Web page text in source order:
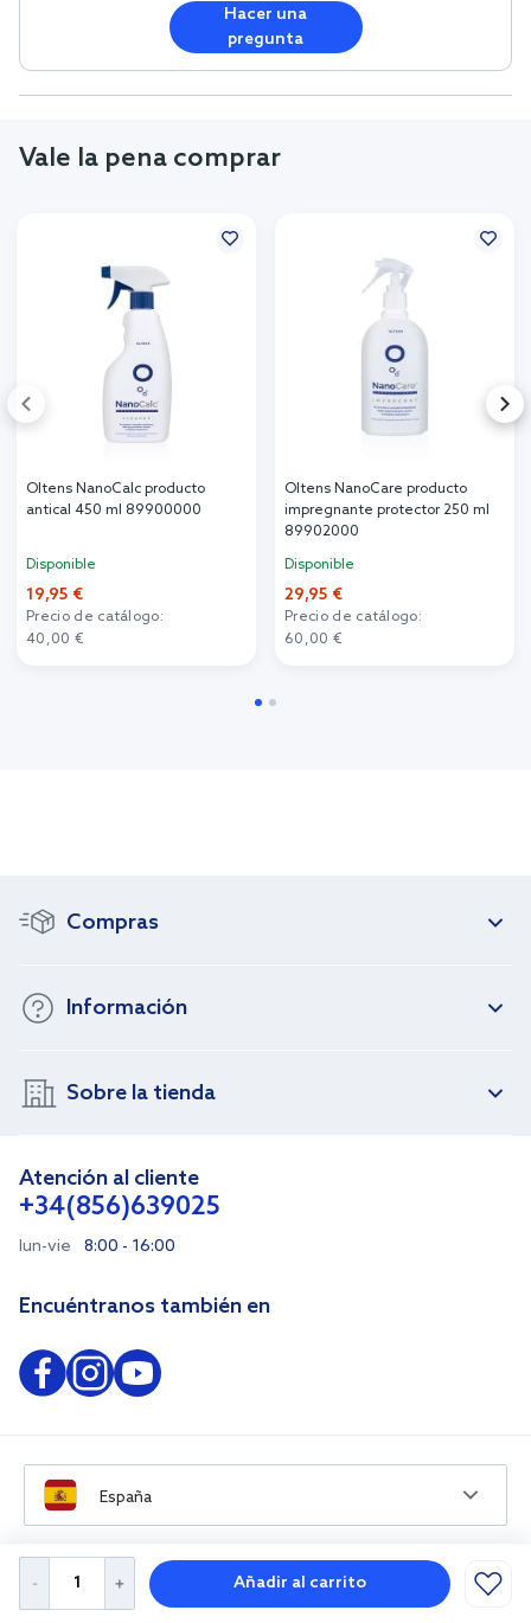
Añadir al carrito
Hacer una
pregunta
Vale la pena comprar
Oltens NanoCalc producto
antical 450 ml 89900000
Disponible
19,95 €
Precio de catálogo:
40,00 €
Oltens NanoCare producto
impregnante protector 250 ml
89902000
Disponible
29,95 €
Precio de catálogo:
60,00 €
Compras
Información
Sobre la tienda
Atención al cliente
+34(856)639025
lun-vie 8:00 - 16:00
Encuéntranos también en
España